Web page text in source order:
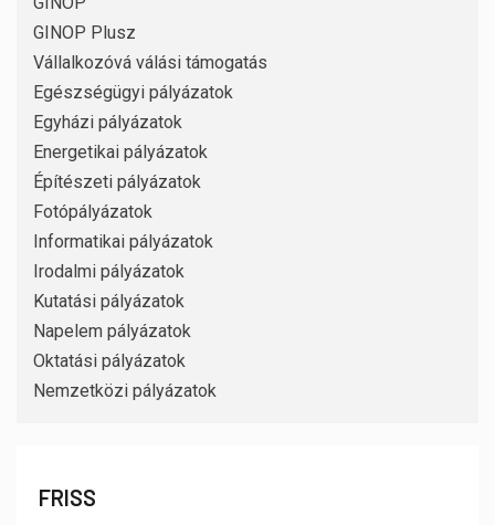
GINOP Plusz
Vállalkozóvá válási támogatás
Egészségügyi pályázatok
Egyházi pályázatok
Energetikai pályázatok
Építészeti pályázatok
Fotópályázatok
Informatikai pályázatok
Irodalmi pályázatok
Kutatási pályázatok
Napelem pályázatok
Oktatási pályázatok
Nemzetközi pályázatok
FRISS